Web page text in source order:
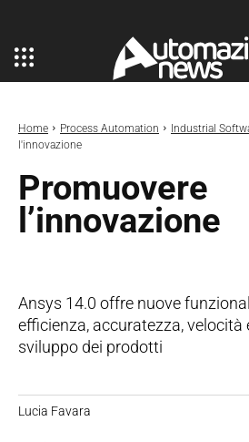
Home Process Automation Industrial
l'innovazione
Promuovere
l’innovazione
Ansys 14.0 offre nuove
efficienza, accuratezza, velocità
sviluppo dei prodotti
Lucia Favara